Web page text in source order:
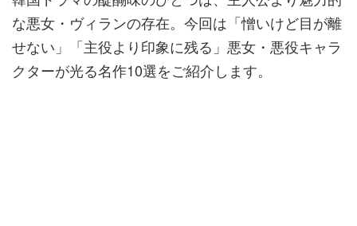
な悪女・ヴィランの存在。今回は「憎いけど目が離
せない」「主役より印象に残る」悪女・悪役キャラ
クターが光る名作10選をご紹介します。